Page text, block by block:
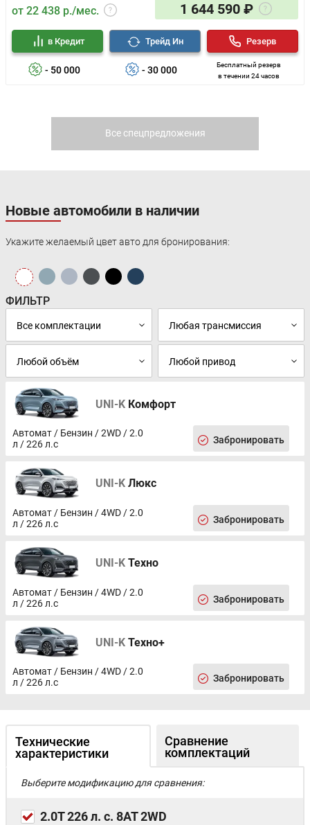
от 22 438 р./мес. 1 644 590 ₽
- 50 000
в Кредит
- 30 000
Трейд Ин
Бесплатный резерв
в течении 24 часов
Резерв
Все спецпредложения
Новые автомобили в наличии
Укажите желаемый цвет авто для бронирования:
ФИЛЬТР
UNI-K Комфорт
Автомат / Бензин / 2WD / 2.0
л / 226 л.с
Забронировать
UNI-K Люкс
Автомат / Бензин / 4WD / 2.0
л / 226 л.с
Забронировать
UNI-K Техно
Автомат / Бензин / 4WD / 2.0
л / 226 л.с
Забронировать
UNI-K Техно+
Автомат / Бензин / 4WD / 2.0
л / 226 л.с
Забронировать
Технические
характеристики
Сравнение
комплектаций
Выберите модификацию для сравнения:
2.0T 226 л. с. 8AT 2WD